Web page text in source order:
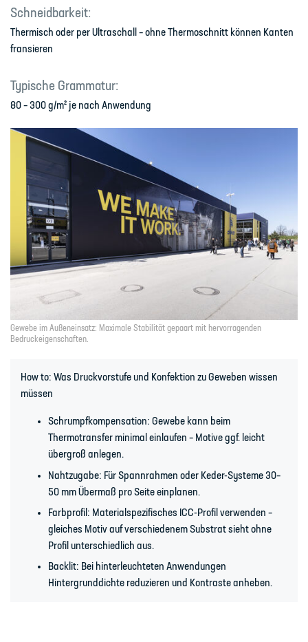
Schneidbarkeit:
Thermisch oder per Ultraschall – ohne Thermoschnitt können Kanten
fransieren
Typische Grammatur:
80 – 300 g/m² je nach Anwendung
Gewebe im Außeneinsatz: Maximale Stabilität gepaart mit hervorragenden
Bedruckeigenschaften.
How to: Was Druckvorstufe und Konfektion zu Geweben wissen
müssen
Schrumpfkompensation: Gewebe kann beim
Thermotransfer minimal einlaufen – Motive ggf. leicht
übergroß anlegen.
Nahtzugabe: Für Spannrahmen oder Keder-Systeme 30–
50 mm Übermaß pro Seite einplanen.
Farbprofil: Materialspezifisches ICC-Profil verwenden –
gleiches Motiv auf verschiedenem Substrat sieht ohne
Profil unterschiedlich aus.
Backlit: Bei hinterleuchteten Anwendungen
Hintergrunddichte reduzieren und Kontraste anheben.